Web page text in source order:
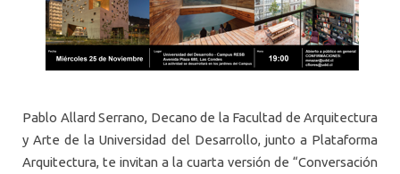
Pablo Allard Serrano, Decano de la Facultad de Arquitectura
y Arte de la Universidad del Desarrollo, junto a Plataforma
Arquitectura, te invitan a la cuarta versión de “Conversación